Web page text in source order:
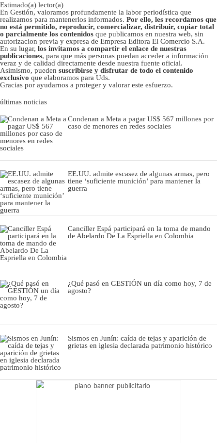
Estimado(a) lector(a)
En Gestión, valoramos profundamente la labor periodística que
realizamos para mantenerlos informados. Por ello, les recordamos que
no está permitido, reproducir, comercializar, distribuir, copiar total
o parcialmente los contenidos que publicamos en nuestra web, sin
autorizacion previa y expresa de Empresa Editora El Comercio S.A.
En su lugar, los invitamos a compartir el enlace de nuestras
publicaciones, para que más personas puedan acceder a información
veraz y de calidad directamente desde nuestra fuente oficial.
Asimismo, pueden suscribirse y disfrutar de todo el contenido
exclusivo que elaboramos para Uds.
Gracias por ayudarnos a proteger y valorar este esfuerzo.
últimas noticias
Condenan a Meta a pagar US$ 567 millones por
caso de menores en redes sociales
EE.UU. admite escasez de algunas armas, pero
tiene ‘suficiente munición’ para mantener la
guerra
Canciller Espá participará en la toma de mando
de Abelardo De La Espriella en Colombia
¿Qué pasó en GESTIÓN un día como hoy, 7 de
agosto?
Sismos en Junín: caída de tejas y aparición de
grietas en iglesia declarada patrimonio histórico